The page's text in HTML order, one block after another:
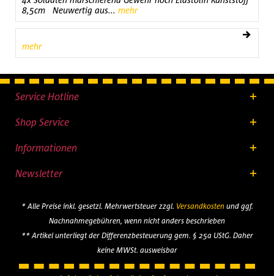
8,5cm Neuwertig aus... mehr
mehr
Service Hotline
Shop Service
Informationen
Newsletter
* Alle Preise inkl. gesetzl. Mehrwertsteuer zzgl. Versandkostenund ggf.
Nachnahmegebühren, wenn nicht anders beschrieben
** Artikel unterliegt der Differenzbesteuerung gem. § 25a UStG. Daher
keine MWSt. ausweisbar